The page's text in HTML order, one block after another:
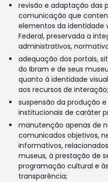
revisão e adaptação das
comunicação que
elementos da identidade
Federal, preservada a
administrativos,
adequação dos portais,
do Ibram e de seus
quanto à identidade
aos recursos de interação;
suspensão da produção
institucionais de caráter
manutenção apenas de
comunicados objetivos,
informativos,
museus, à prestação de
programação cultural e
transparência;